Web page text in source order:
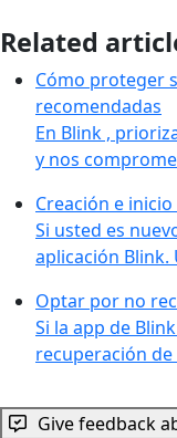
Related
Cómo proteger
recomendadas
En Blink ,
y nos
Creación e
Si usted es
aplicación Blink.
Optar por no
Si la app de
recuperación
Give feedback